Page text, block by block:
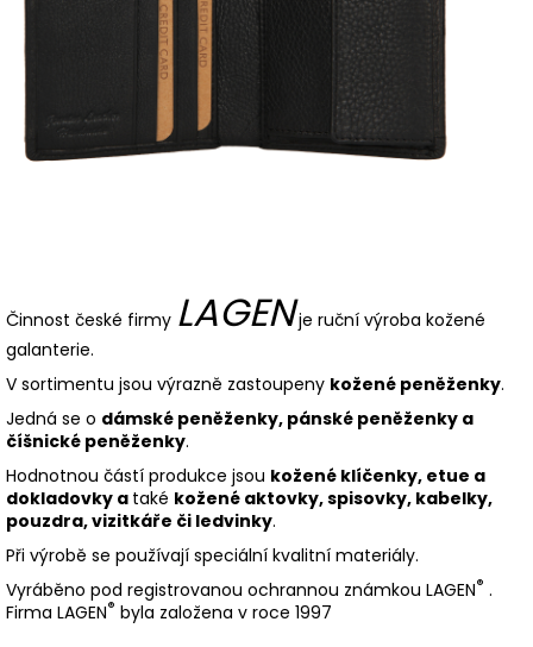
Činnost české firmy LAGENje ruční výroba kožené
galanterie.
V sortimentu jsou výrazně zastoupeny kožené peněženky.
Jedná se o dámské peněženky, pánské peněženky a
číšnické peněženky.
Hodnotnou částí produkce jsou kožené klíčenky, etue a
dokladovky a také kožené aktovky, spisovky, kabelky,
pouzdra, vizitkáře či ledvinky.
Při výrobě se používají speciální kvalitní materiály.
Vyráběno pod registrovanou ochrannou známkou LAGEN® .
Firma LAGEN® byla založena v roce 1997